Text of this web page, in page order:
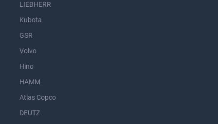
LIEBHERR
Kubota
GSR
Volvo
Hino
HAMM
Atlas Copco
DEUTZ